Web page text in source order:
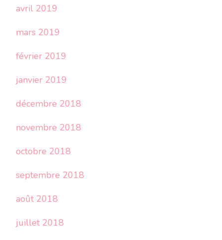
avril 2019
mars 2019
février 2019
janvier 2019
décembre 2018
novembre 2018
octobre 2018
septembre 2018
août 2018
juillet 2018